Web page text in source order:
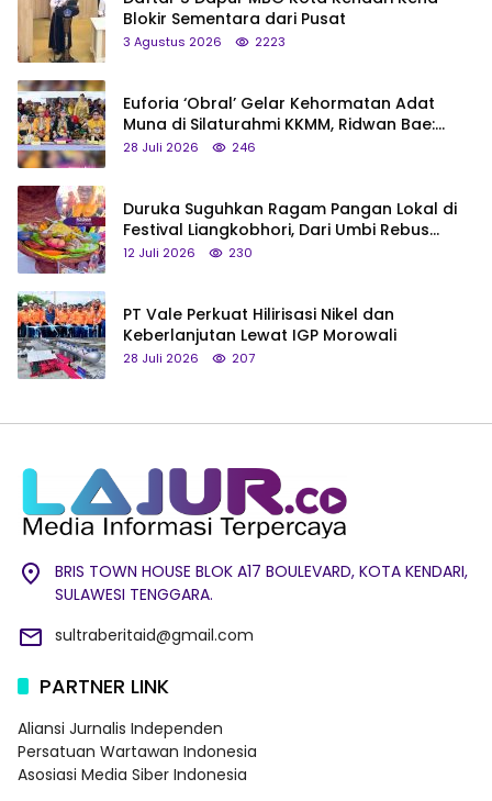
Blokir Sementara dari Pusat
3 Agustus 2026 2223
Euforia ‘Obral’ Gelar Kehormatan Adat
Muna di Silaturahmi KKMM, Ridwan Bae:
Saya Bukan Tipe Begitu, Belum Pantas!
28 Juli 2026 246
Duruka Suguhkan Ragam Pangan Lokal di
Festival Liangkobhori, Dari Umbi Rebus
hingga Tumpeng Beras Muna
12 Juli 2026 230
PT Vale Perkuat Hilirisasi Nikel dan
Keberlanjutan Lewat IGP Morowali
28 Juli 2026 207
BRIS TOWN HOUSE BLOK A17 BOULEVARD, KOTA KENDARI,
SULAWESI TENGGARA.
sultraberitaid@gmail.com
PARTNER LINK
Aliansi Jurnalis Independen
Persatuan Wartawan Indonesia
Asosiasi Media Siber Indonesia